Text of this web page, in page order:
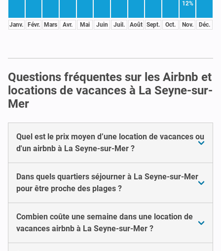
Janv. Févr. Mars Avr. Mai Juin Juil. Août Sept. Oct.
12%
Nov. Déc.
Questions fréquentes sur les Airbnb et
locations de vacances à La Seyne-sur-
Mer
Quel est le prix moyen d’une location de vacances ou
d'un airbnb à La Seyne-sur-Mer ?
Dans quels quartiers séjourner à La Seyne-sur-Mer
pour être proche des plages ?
Combien coûte une semaine dans une location de
vacances airbnb à La Seyne-sur-Mer ?